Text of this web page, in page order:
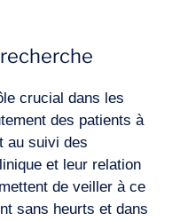
crucial dans les
des patients à
au suivi des
et leur relation
de veiller à ce
sans heurts et dans